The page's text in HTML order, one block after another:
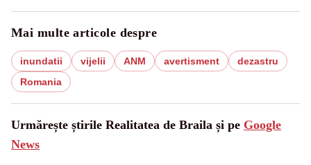
Mai multe articole despre
inundatii vijelii ANM avertisment
dezastru
Romania
Urmărește știrile Realitatea de Braila și pe Google
News